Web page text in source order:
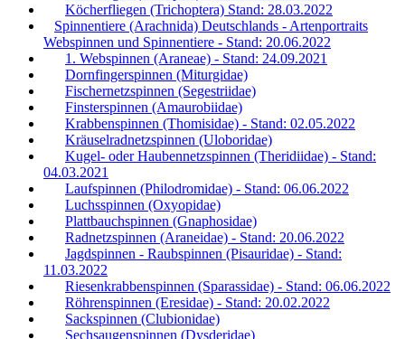
Köcherfliegen (Trichoptera) Stand: 28.03.2022
Spinnentiere (Arachnida) Deutschlands - Artenportraits
Webspinnen und Spinnentiere - Stand: 20.06.2022
1. Webspinnen (Araneae) - Stand: 24.09.2021
Dornfingerspinnen (Miturgidae)
Fischernetzspinnen (Segestriidae)
Finsterspinnen (Amaurobiidae)
Krabbenspinnen (Thomisidae) - Stand: 02.05.2022
Kräuselradnetzspinnen (Uloboridae)
Kugel- oder Haubennetzspinnen (Theridiidae) - Stand:
04.03.2021
Laufspinnen (Philodromidae) - Stand: 06.06.2022
Luchsspinnen (Oxyopidae)
Plattbauchspinnen (Gnaphosidae)
Radnetzspinnen (Araneidae) - Stand: 20.06.2022
Jagdspinnen - Raubspinnen (Pisauridae) - Stand:
11.03.2022
Riesenkrabbenspinnen (Sparassidae) - Stand: 06.06.2022
Röhrenspinnen (Eresidae) - Stand: 20.02.2022
Sackspinnen (Clubionidae)
Sechsaugenspinnen (Dysderidae)